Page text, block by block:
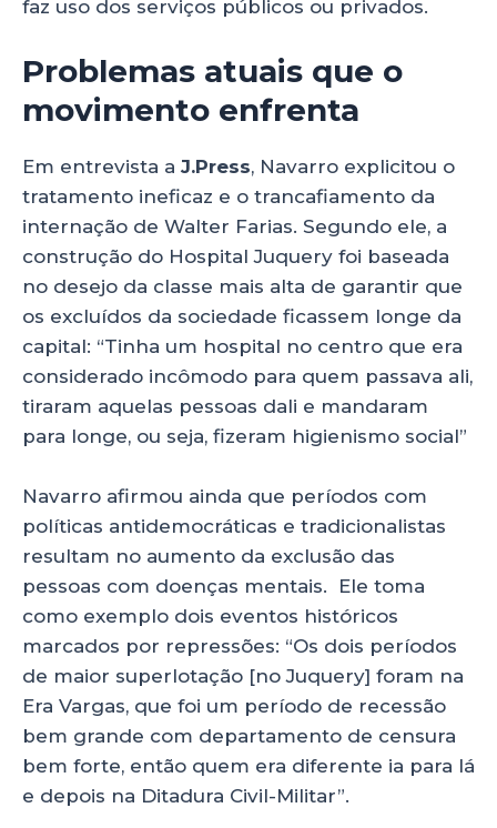
faz uso dos serviços públicos ou privados.
Problemas atuais que o
movimento enfrenta
Em entrevista a J.Press, Navarro explicitou o
tratamento ineficaz e o trancafiamento da
internação de Walter Farias. Segundo ele, a
construção do Hospital Juquery foi baseada
no desejo da classe mais alta de garantir que
os excluídos da sociedade ficassem longe da
capital: “Tinha um hospital no centro que era
considerado incômodo para quem passava ali,
tiraram aquelas pessoas dali e mandaram
para longe, ou seja, fizeram higienismo social”
Navarro afirmou ainda que períodos com
políticas antidemocráticas e tradicionalistas
resultam no aumento da exclusão das
pessoas com doenças mentais. Ele toma
como exemplo dois eventos históricos
marcados por repressões: “Os dois períodos
de maior superlotação [no Juquery] foram na
Era Vargas, que foi um período de recessão
bem grande com departamento de censura
bem forte, então quem era diferente ia para lá
e depois na Ditadura Civil-Militar”.